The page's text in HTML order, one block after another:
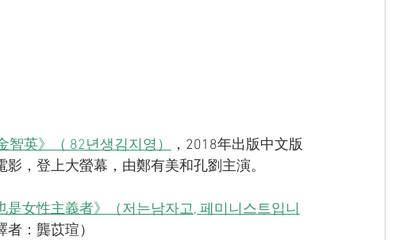
智英》（ 82년생김지영）
，2018年出版中文版
，登上大螢幕，由鄭有美和孔劉主演。
是女性主義者》（저는남자고, 페미니스트입니
：龔苡瑄）